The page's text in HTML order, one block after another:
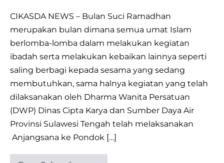
KASIH
KE
PONDOK
PESANTREN
TAHFIZH
QUR’AN
PALU
CIKASDA NEWS – Bulan Suci Ramadhan
merupakan bulan dimana semua umat Islam
berlomba-lomba dalam melakukan kegiatan
ibadah serta melakukan kebaikan lainnya seperti
saling berbagi kepada sesama yang sedang
membutuhkan, sama halnya kegiatan yang telah
dilaksanakan oleh Dharma Wanita Persatuan
(DWP) Dinas Cipta Karya dan Sumber Daya Air
Provinsi Sulawesi Tengah telah melaksanakan
Anjangsana ke Pondok […]